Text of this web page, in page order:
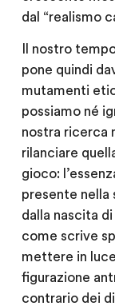
dal “realismo
Il nostro
pone quindi
mutamenti
possiamo né
nostra ricerca
rilanciare
gioco:
presente nella
dalla nascita
come scrive
mettere in
figurazione
contrario dei